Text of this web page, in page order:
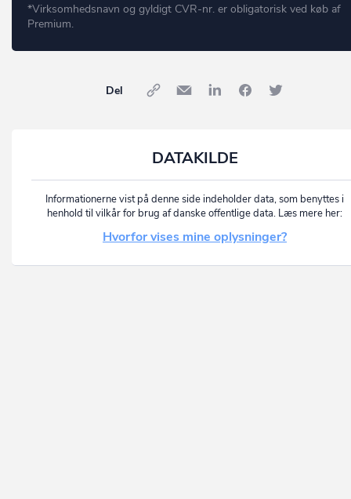
*Virksomhedsnavn og gyldigt CVR-nr. er obligatorisk ved køb af
Premium.
Del
DATAKILDE
Informationerne vist på denne side indeholder data, som benyttes i
henhold til vilkår for brug af danske offentlige data. Læs mere her:
Hvorfor vises mine oplysninger?